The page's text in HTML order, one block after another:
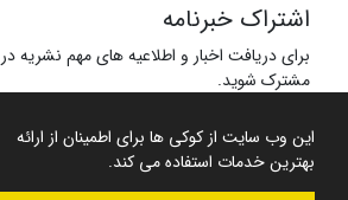
این وب سایت از کوکی ها برای اطمینان از ارائه
بهترین خدمات استفاده می کند.
اشتراک خبرنامه
برای دریافت اخبار و اطلاعیه های مهم نشریه
مشترک شوید.